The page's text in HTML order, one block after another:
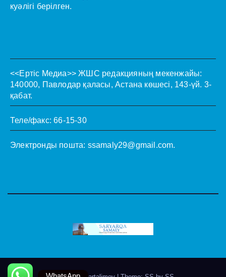
куәлігі берілген.
<<Ертіс Медиа>> ЖШС редакцияның мекенжайы:
140000, Павлодар қаласы, Астана көшесі, 143-үй. 3-
қабат.
Теле/факс: 66-15-30
Электронды пошта: ssamaly29@gmail.com.